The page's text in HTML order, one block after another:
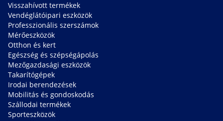
Visszahívott termékek
Vendéglátóipari eszközök
Professzionális szerszámok
Mérőeszközök
Otthon és kert
Egészség és szépségápolás
Mezőgazdasági eszközök
Takarítógépek
Irodai berendezések
Mobilitás és gondoskodás
Szállodai termékek
Sporteszközök